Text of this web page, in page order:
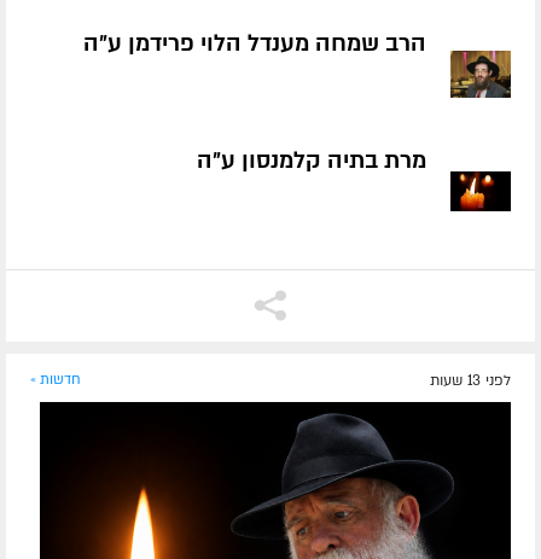
הרב שמחה מענדל הלוי פרידמן ע״ה
מרת בתיה קלמנסון ע״ה
לפני 13 שעות חדשות »